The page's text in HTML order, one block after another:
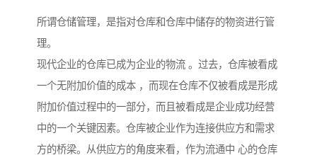
所谓仓储管理，是指对仓库和仓库中储存的物资进行管
理。
现代企业的仓库已成为企业的物流 。过去，仓库被看成
一个无附加价值的成本 ，而现在仓库不仅被看成是形成
附加价值过程中的一部分，而且被看成是企业成功经营
中的一个关键因素。仓库被企业作为连接供应方和需求
方的桥梁。从供应方的角度来看，作为流通中 心的仓库